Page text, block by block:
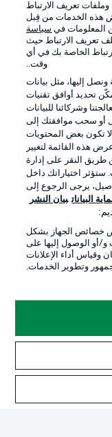
وملفات تعريف الارتباط
هذه الخدمات من قِبل
المعلومات في سياسة
تعريف الارتباط حيث
الخاصة بك في أي
وقت..
إليها، مثل بيانات
تحديد أوافق تقنيات
وشركائنا للبيانات
أو سحب موافقتك إلى
لا تكون بعض المحتويات
هذه القائمة لتغيير
النقر على إدارة
اختياراتك داخل
يرجى الرجوع إلى
البيانات بيان النشر
خصائص الجهاز بشكل
و/أو الوصول إليها على
وقياس أداء الإعلانات
وتطوير الخدمات.